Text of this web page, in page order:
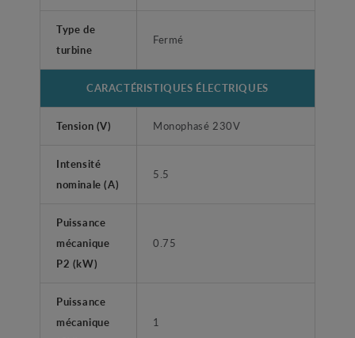
Type de
turbine
Fermé
CARACTÉRISTIQUES ÉLECTRIQUES
Tension (V) Monophasé 230V
Intensité
nominale (A)
5.5
Puissance
mécanique
P2 (kW)
0.75
Puissance
mécanique
1